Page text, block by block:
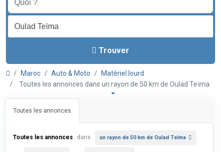
Trouver
Maroc Auto & Moto
Matériel lourd
Toutes les annonces dans un rayon de 50 km de Oulad Teïma
Toutes les annonces
Toutes les annonces dans un rayon de 50 km de Oulad Teïma